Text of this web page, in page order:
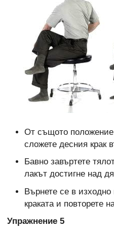
От същото
сложете десния крак
Бавно завъртете
лакът достигне над
Върнете се в
краката и повторете
Упражнение 5